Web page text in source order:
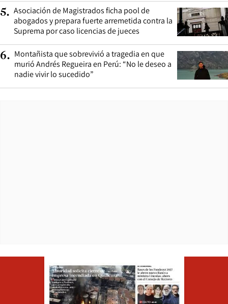
5. Asociación de Magistrados ficha pool de
abogados y prepara fuerte arremetida contra la
Suprema por caso licencias de jueces
6. Montañista que sobrevivió a tragedia en que
murió Andrés Regueira en Perú: “No le deseo a
nadie vivir lo sucedido”